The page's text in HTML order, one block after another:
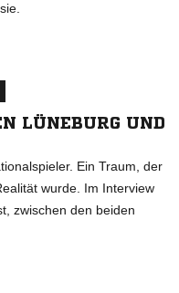
LÜNEBURG UND
Ein Traum, der
wurde. Im Interview
zwischen den beiden